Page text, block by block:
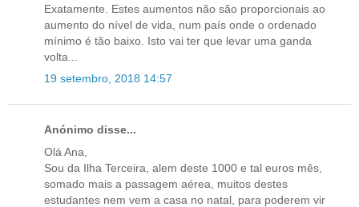
Exatamente. Estes aumentos não são proporcionais ao
aumento do nível de vida, num país onde o ordenado
mínimo é tão baixo. Isto vai ter que levar uma ganda
volta...
19 setembro, 2018 14:57
Anónimo disse...
Olá Ana,
Sou da Ilha Terceira, alem deste 1000 e tal euros mês,
somado mais a passagem aérea, muitos destes
estudantes nem vem a casa no natal, para poderem vir